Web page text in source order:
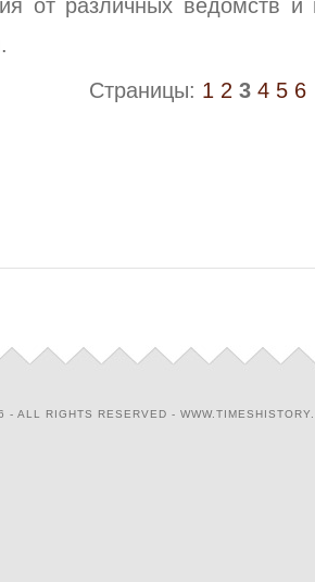
от различных ведомств и
Страницы: 1 2 3 4 5 6
- ALL RIGHTS RESERVED -